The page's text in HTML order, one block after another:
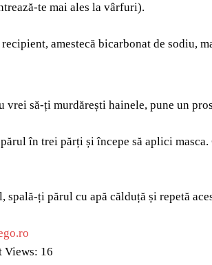
te mai ales la vârfuri).
amestecă bicarbonat de sodiu,
vrei să-ți murdărești hainele, pune un
părul în trei părți și începe să aplici
spală-ți părul cu apă călduță și repetă
Views: 16